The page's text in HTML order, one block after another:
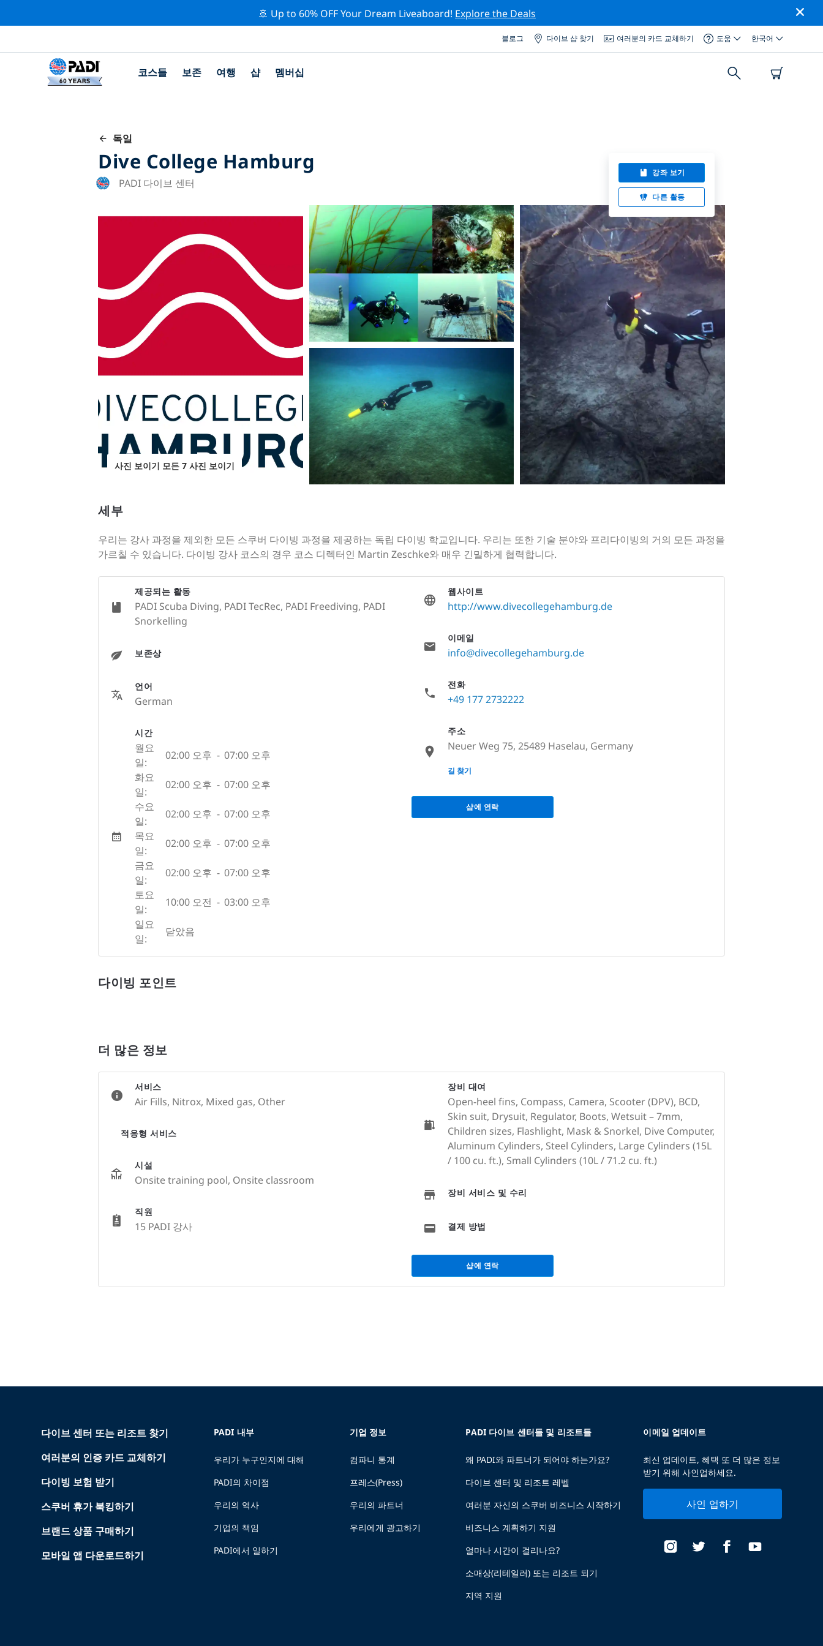
🚢 Up to 60% OFF Your Dream Liveaboard! Explore the Deals
블로그 다이브 샵 찾기 여러분의 카드 교체하기 도움 한국어
코스들 보존 여행 샵 멤버십
독일
Dive College Hamburg
PADI 다이브 센터
강좌 보기
다른 활동
사진 보이기 모든 7 사진 보이기
세부
우리는 강사 과정을 제외한 모든 스쿠버 다이빙 과정을 제공하는 독립 다이빙 학교입니다. 우리는 또한 기술 분야와 프리다이빙의 거의 모든 과정을
가르칠 수 있습니다. 다이빙 강사 코스의 경우 코스 디렉터인 Martin Zeschke와 매우 긴밀하게 협력합니다.
제공되는 활동
PADI Scuba Diving, PADI TecRec, PADI Freediving, PADI
Snorkelling
보존상
언어
German
시간
월요
일:
02:00 오후 - 07:00 오후
화요
일:
02:00 오후 - 07:00 오후
수요
일:
02:00 오후 - 07:00 오후
목요
일:
02:00 오후 - 07:00 오후
금요
일:
02:00 오후 - 07:00 오후
토요
일:
10:00 오전 - 03:00 오후
일요
일:
닫았음
웹사이트
http://www.divecollegehamburg.de
이메일
info@divecollegehamburg.de
전화
+49 177 2732222
주소
Neuer Weg 75, 25489 Haselau, Germany
None
길 찾기
샵에 연락
다이빙 포인트
더 많은 정보
서비스
Air Fills, Nitrox, Mixed gas, Other
적응형 서비스
시설
Onsite training pool, Onsite classroom
직원
15 PADI 강사
장비 대여
Open-heel fins, Compass, Camera, Scooter (DPV), BCD,
Skin suit, Drysuit, Regulator, Boots, Wetsuit – 7mm,
Children sizes, Flashlight, Mask & Snorkel, Dive Computer,
Aluminum Cylinders, Steel Cylinders, Large Cylinders (15L
/ 100 cu. ft.), Small Cylinders (10L / 71.2 cu. ft.)
장비 서비스 및 수리
결제 방법
샵에 연락
다이브 센터 또는 리조트 찾기
여러분의 인증 카드 교체하기
다이빙 보험 받기
스쿠버 휴가 북킹하기
브랜드 상품 구매하기
모바일 앱 다운로드하기
PADI 내부
우리가 누구인지에 대해
PADI의 차이점
우리의 역사
기업의 책임
PADI에서 일하기
기업 정보
컴파니 통계
프레스(Press)
우리의 파트너
우리에게 광고하기
PADI 다이브 센터들 및 리조트들
왜 PADI와 파트너가 되어야 하는가요?
다이브 센터 및 리조트 레벨
여러분 자신의 스쿠버 비즈니스 시작하기
비즈니스 계획하기 지원
얼마나 시간이 걸리나요?
소매상(리테일러) 또는 리조트 되기
지역 지원
이메일 업데이트
최신 업데이트, 혜택 또 더 많은 정보
받기 위해 사인업하세요.
사인 업하기